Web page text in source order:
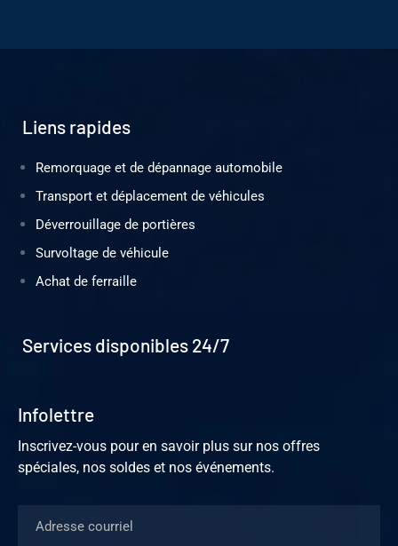
Liens rapides
Remorquage et de dépannage automobile
Transport et déplacement de véhicules
Déverrouillage de portières
Survoltage de véhicule
Achat de ferraille
Services disponibles 24/7
Infolettre
Inscrivez-vous pour en savoir plus sur nos offres
spéciales, nos soldes et nos événements.